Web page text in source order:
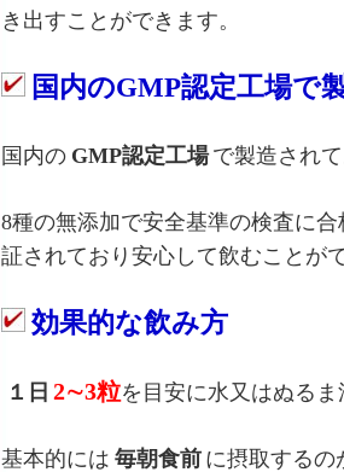
き出すことができます。
国内のGMP認定工場で
国内の GMP認定工場 で製造され
8種の無添加で安全基準の検査に
証されており安心して飲むことが
効果的な飲み方
１日 2∼3粒を目安に水又はぬるま
基本的には 毎朝食前 に摂取するの